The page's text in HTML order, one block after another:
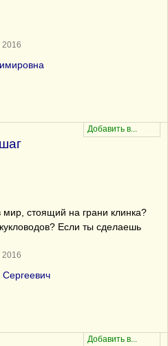
2016
стоящий на грани клинка?
Если ты сделаешь
2016